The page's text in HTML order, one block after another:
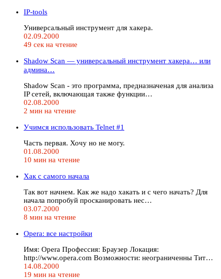
IP-tools
Универсальный инструмент для хакера.
02.09.2000
49 сек на чтение
Shadow Scan — универсальный инструмент хакера… или
админа…
Shadow Scan - это программа, предназначеная для анализа
IP сетей, включающая также функции…
02.08.2000
2 мин на чтение
Учимся использовать Telnet #1
Часть первая. Хочу но не могу.
01.08.2000
10 мин на чтение
Хак с самого начала
Так вот начнем. Как же надо хакать и с чего начать? Для
начала попробуй просканировать нес…
03.07.2000
8 мин на чтение
Operа: все настройки
Имя: Opera Профессия: Браузер Локация:
http://www.opera.com Возможности: неограниченны Тит…
14.08.2000
19 мин на чтение